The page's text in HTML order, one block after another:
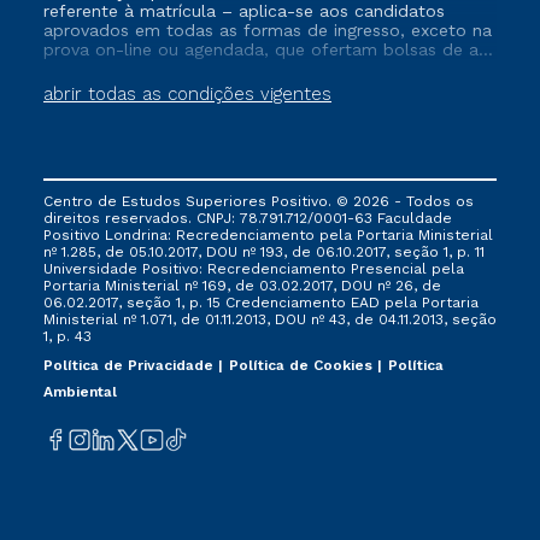
abrir todas as condições vigentes
referente à matrícula – aplica-se aos candidatos
aprovados em todas as formas de ingresso, exceto na
prova on-line ou agendada, que ofertam bolsas de até
vigente, que ainda não tenham efetivado e/ou não
tenham cancelado ou trancado sua matrícula em uma
via FIES, Prouni e outros programas governamentais, e
não se acumula com nenhuma outra campanha
ofertada pela Instituição.
Centro de Estudos Superiores Positivo. © 2026 - Todos os
direitos reservados. CNPJ: 78.791.712/0001-63 Faculdade
Positivo Londrina: Recredenciamento pela Portaria Ministerial
nº 1.285, de 05.10.2017, DOU nº 193, de 06.10.2017, seção 1, p. 11
Universidade Positivo: Recredenciamento Presencial ​pela
Portaria Ministerial nº 169, de 03.02.2017, DOU nº 26, de
06.02.2017, seção 1, p. 15 Credenciamento EAD pela Portaria
Ministerial nº 1.071, de 01.11.2013, DOU nº 43, de 04.11.2013, seção
1, p. 43
Política de Privacidade
Política de Cookies
Política
Ambiental